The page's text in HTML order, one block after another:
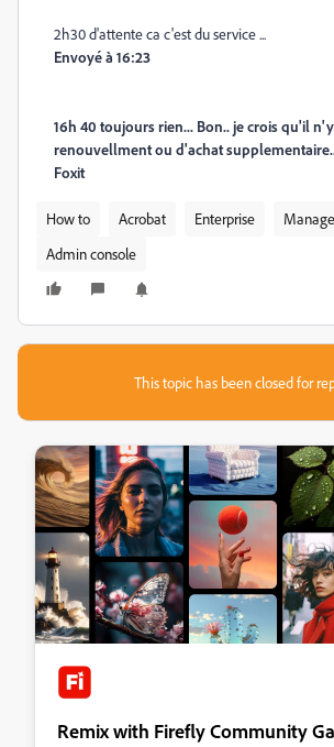
2h30 d'attente ca c'est du service ...
Envoyé à 16:23
16h 40 toujours rien... Bon.. je crois qu'il
renouvellment ou d'achat
Foxit
How to Acrobat Enterprise
Admin console
This topic has been closed for
Remix with Firefly Community